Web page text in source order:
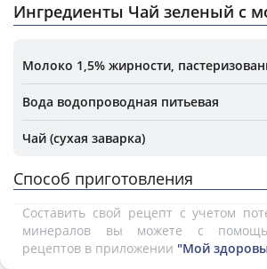
Ингредиенты Чай зеленый с
Молоко 1,5% жирности,
Вода водопроводная питьевая
Чай (сухая заварка)
Способ приготовления
Составить свой рецепт с учетом
минералов вы можете с
рецептов в приложении "Мой